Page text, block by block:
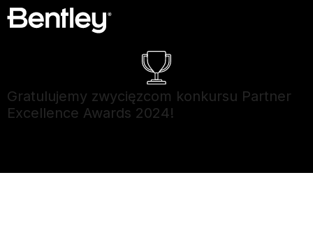
Gratulujemy zwycięzcom konkursu Partner
Excellence Awards 2024!